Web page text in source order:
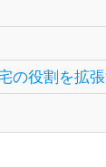
の役割を拡